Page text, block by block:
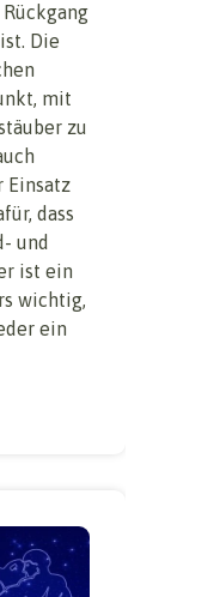
Die
mit
zu
Einsatz
dass
und
ist ein
wichtig,
ein